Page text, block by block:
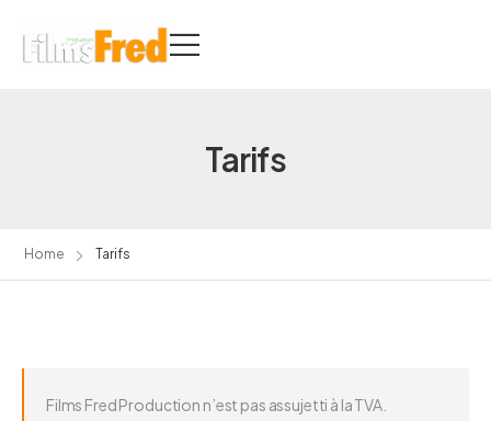
Tarifs
Home Tarifs
Films Fred Production n’est pas assujetti à la TVA.